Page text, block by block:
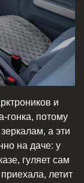
и
гонка, потому
а эти
на даче: у
гуляет сам
летит